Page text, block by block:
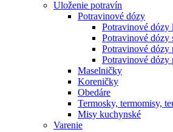
Uloženie potravín
Potravinové dózy
Potravinové dózy
Potravinové dózy
Potravinové dózy
Potravinové dózy
Maselničky
Koreničky
Obedáre
Termosky, termomisy,
Misy kuchynské
Varenie